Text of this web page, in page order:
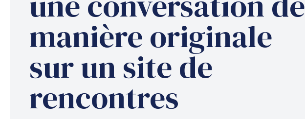
manière originale
sur un site de
rencontres